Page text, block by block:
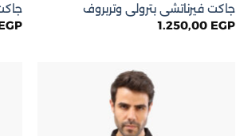
جاكت فيرناتشى بترولى وتربروف
1.250,00 EGP